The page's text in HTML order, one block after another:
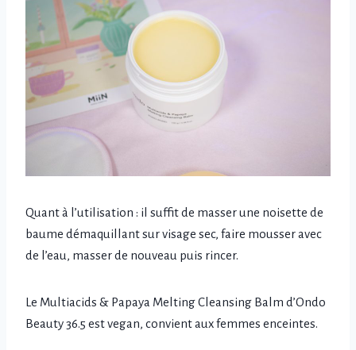
Quant à l’utilisation : il suffit de masser une noisette de
baume démaquillant sur visage sec, faire mousser avec
de l’eau, masser de nouveau puis rincer.
Le Multiacids & Papaya Melting Cleansing Balm d’Ondo
Beauty 36.5 est vegan, convient aux femmes enceintes.